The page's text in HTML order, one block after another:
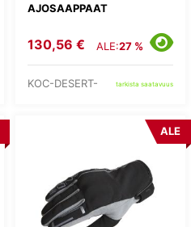
AJOSAAPPAAT
130,56 € ALE:27 %
KOC-DESERT- tarkista saatavuus
ALE